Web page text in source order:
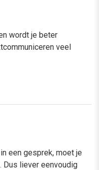
wordt je beter
veel
een gesprek, moet je
Dus liever eenvoudig